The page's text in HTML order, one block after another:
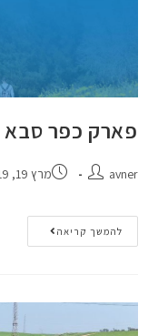
פארק כפר סבא
avner מרץ 19, 2019
להמשך קריאה